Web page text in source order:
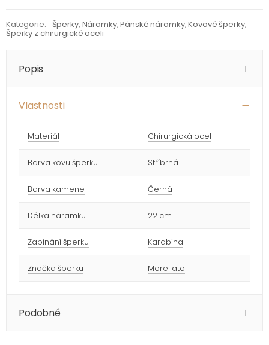
Kategorie: Šperky, Náramky,Pánské náramky,Kovové šperky,
Šperky z chirurgické oceli
Popis
Vlastnosti
Materiál Chirurgická ocel
Barva kovu šperku Stříbrná
Barva kamene Černá
Délka náramku 22 cm
Zapínání šperku Karabina
Značka šperku Morellato
Podobné